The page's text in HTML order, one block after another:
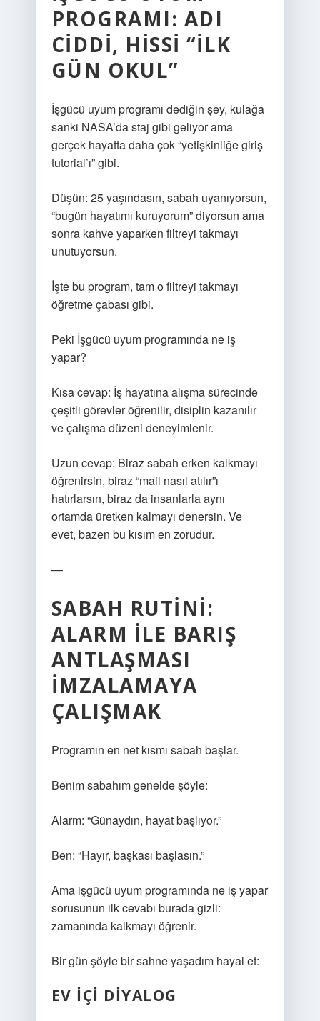
PROGRAMI: ADI
CIDDI, HISSI “İLK
GÜN OKUL”
İşgücü uyum programı dediğin şey, kulağa
sanki NASA’da staj gibi geliyor ama
gerçek hayatta daha çok “yetişkinliğe giriş
tutorial’ı” gibi.
Düşün: 25 yaşındasın, sabah uyanıyorsun,
“bugün hayatımı kuruyorum” diyorsun ama
sonra kahve yaparken filtreyi takmayı
unutuyorsun.
İşte bu program, tam o filtreyi takmayı
öğretme çabası gibi.
Peki İşgücü uyum programında ne iş
yapar?
Kısa cevap: İş hayatına alışma sürecinde
çeşitli görevler öğrenilir, disiplin kazanılır
ve çalışma düzeni deneyimlenir.
Uzun cevap: Biraz sabah erken kalkmayı
öğrenirsin, biraz “mail nasıl atılır”ı
hatırlarsın, biraz da insanlarla aynı
ortamda üretken kalmayı denersin. Ve
evet, bazen bu kısım en zorudur.
—
SABAH RUTINI:
ALARM ILE BARIŞ
ANTLAŞMASI
İMZALAMAYA
ÇALIŞMAK
Programın en net kısmı sabah başlar.
Benim sabahım genelde şöyle:
Alarm: “Günaydın, hayat başlıyor.”
Ben: “Hayır, başkası başlasın.”
Ama işgücü uyum programında ne iş yapar
sorusunun ilk cevabı burada gizli:
zamanında kalkmayı öğrenir.
Bir gün şöyle bir sahne yaşadım hayal et:
EV IÇI DIYALOG